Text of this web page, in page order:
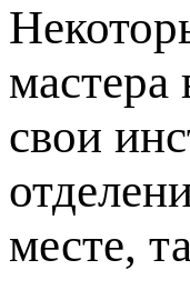
свои
месте,